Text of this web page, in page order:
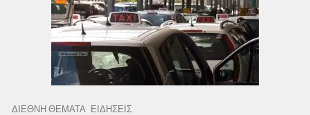
ΔΙΕΘΝΗ ΘΕΜΑΤΑ ΕΙΔΗΣΕΙΣ